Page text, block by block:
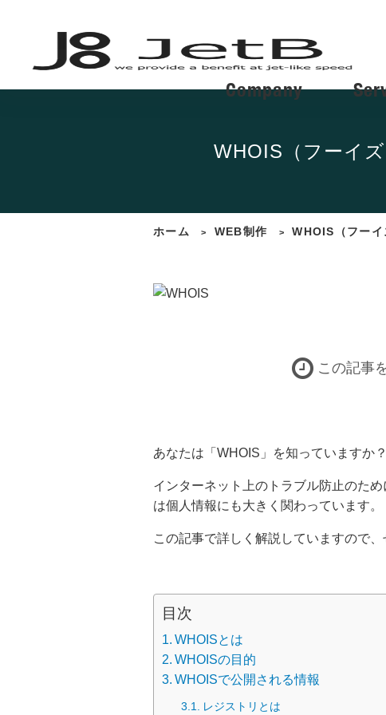
Company
WHOIS（フーイ
ホーム > WEB制作 > WHOIS（フー
この記事
あなたは「WHOIS」を知っていますか？
インターネット上のトラブル防止のた
は個人情報にも大きく関わっています。
この記事で詳しく解説していますので、
目次
WHOISとは
WHOISの目的
WHOISで公開される情報
レジストリとは